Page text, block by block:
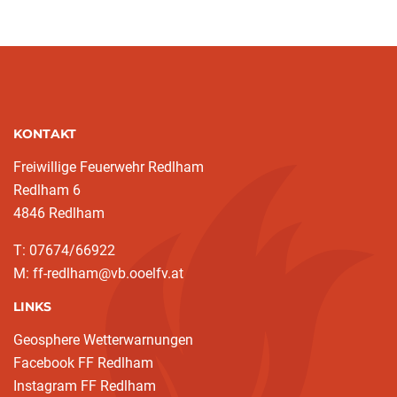
KONTAKT
Freiwillige Feuerwehr Redlham
Redlham 6
4846 Redlham
T: 07674/66922
M: ff-redlham@vb.ooelfv.at
LINKS
Geosphere Wetterwarnungen
Facebook FF Redlham
Instagram FF Redlham